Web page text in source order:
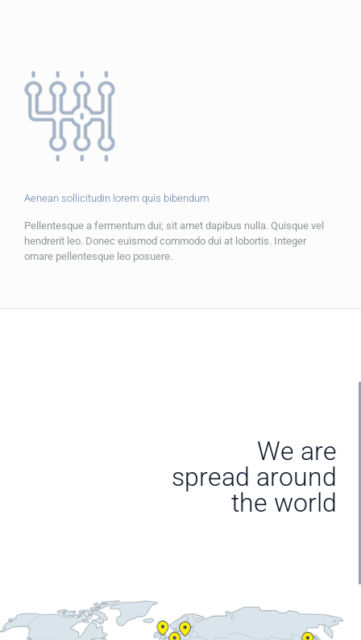
Aenean sollicitudin lorem quis bibendum
Pellentesque a fermentum dui; sit amet dapibus nulla. Quisque vel
hendrerit leo. Donec euismod commodo dui at lobortis. Integer
ornare pellentesque leo posuere.
We are
spread around
the world